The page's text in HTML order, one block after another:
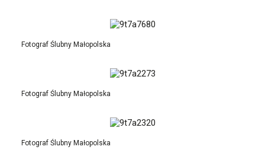
Fotograf Ślubny Małopolska
Fotograf Ślubny Małopolska
Fotograf Ślubny Małopolska